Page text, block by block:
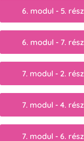
6. modul - 5. rész
6. modul - 7. rész
7. modul - 2. rész
7. modul - 4. rész
7. modul - 6. rész